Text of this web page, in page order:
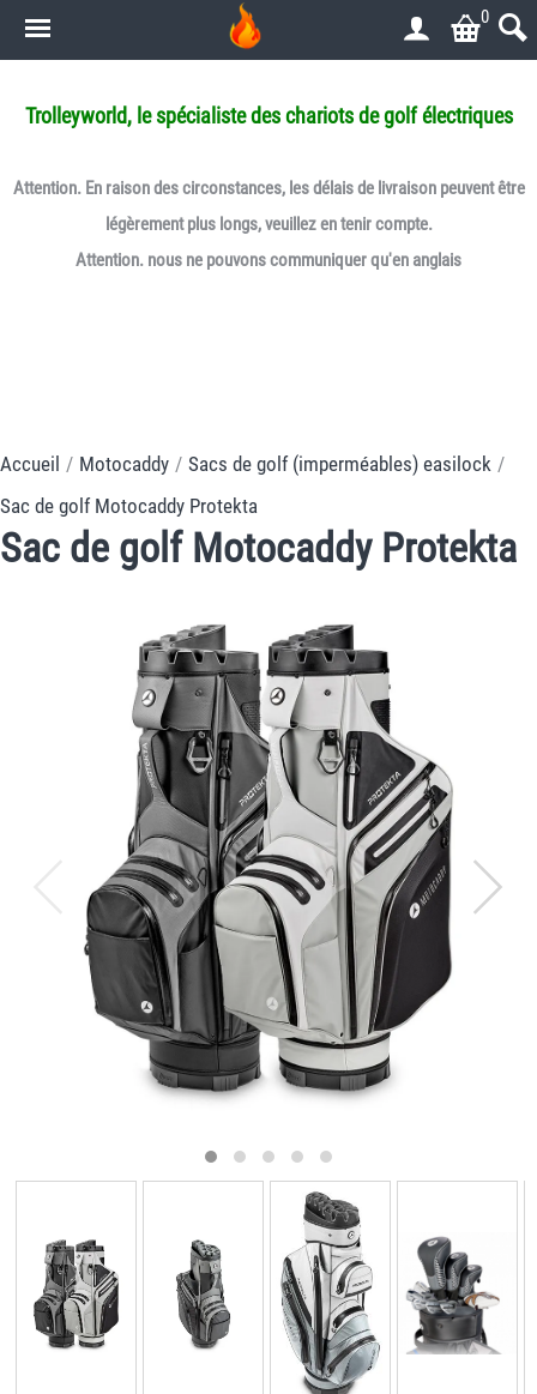
0
Trolleyworld, le spécialiste des chariots de golf électriques
Attention. En raison des circonstances, les délais de livraison peuvent être
légèrement plus longs, veuillez en tenir compte.
Attention. nous ne pouvons communiquer qu'en anglais
Accueil / Motocaddy / Sacs de golf (imperméables) easilock /
Sac de golf Motocaddy Protekta
Sac de golf Motocaddy Protekta